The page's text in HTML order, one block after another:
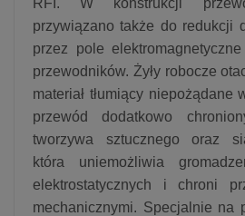
przywiązano także do redukcji
przez pole
przewodników. Żyły robocze
materiał tłumiący niepożądane
przewód dodatkowo
tworzywa sztucznego oraz
która uniemożliwia
elektrostatycznych i chroni
mechanicznymi. Specjalnie na